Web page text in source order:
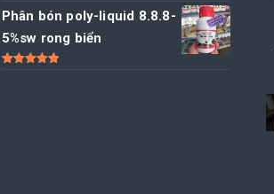
Phân bón poly-liquid 8.8.8-
5%sw rong biển